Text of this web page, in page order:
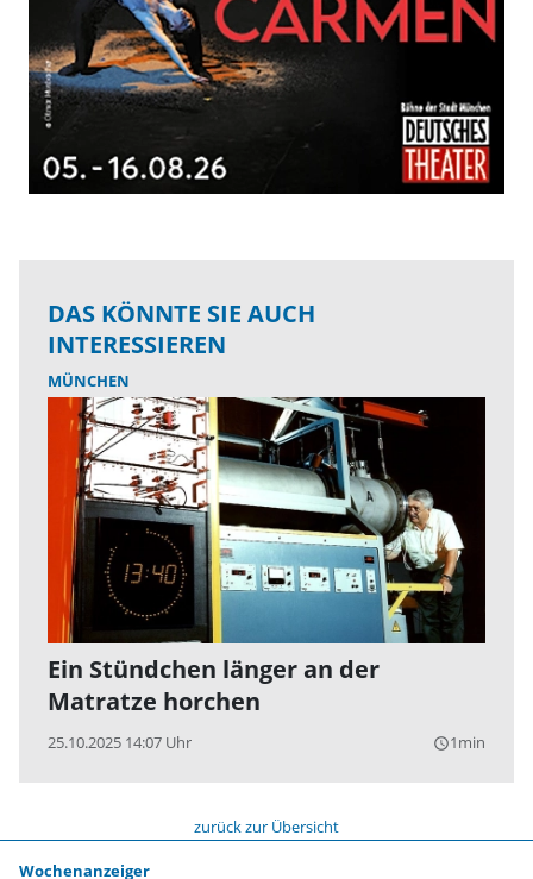
DAS KÖNNTE SIE AUCH
INTERESSIEREN
MÜNCHEN
Ein Stündchen länger an der
Matratze horchen
25.10.2025 14:07 Uhr query_builder1min
zurück zur Übersicht
Wochenanzeiger